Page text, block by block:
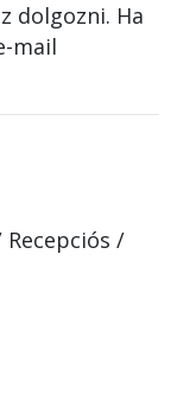
dolgozni. Ha
mail
Recepciós /